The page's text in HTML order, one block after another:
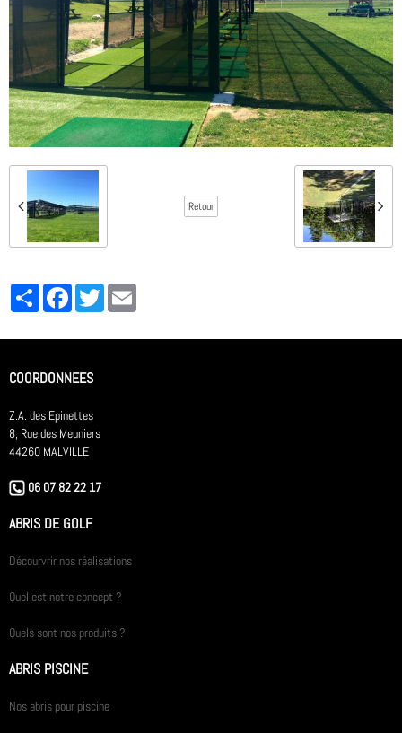
Retour
PartagerFacebookTwitter
COORDONNEES
Z.A. des Epinettes
8, Rue des Meuniers
44260 MALVILLE
06 07 82 22 17
ABRIS DE GOLF
Décourvrir nos réalisations
Quel est notre concept ?
Quels sont nos produits ?
ABRIS PISCINE
Nos abris pour piscine